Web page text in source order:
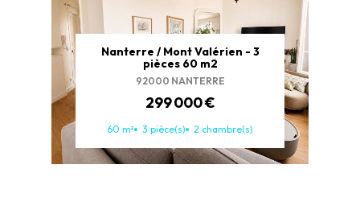
Nanterre / Mont Valérien - 3
pièces 60 m2
92000 NANTERRE
299 000 €
60 m² 3 pièce(s) 2 chambre(s)